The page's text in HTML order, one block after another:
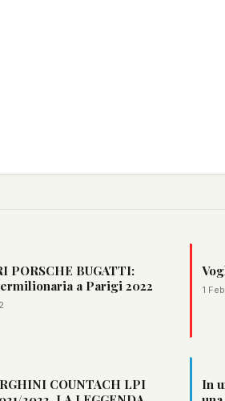
PORSCHE BUGATTI:
a Parigi 2022
1
COUNTACH LPI
In